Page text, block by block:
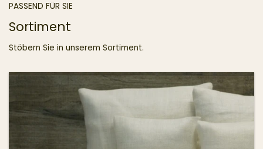
PASSEND FÜR SIE
Sortiment
Stöbern Sie in unserem Sortiment.